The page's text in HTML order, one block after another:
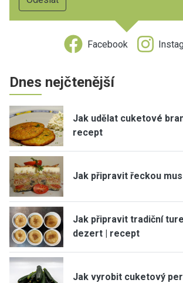
Facebook
Dnes nejčtenější
Jak udělat cuketové
recept
Jak připravit řeckou
Jak připravit tradiční
dezert | recept
Jak vyrobit cuketový